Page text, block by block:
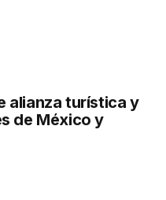
alianza turística y
de México y